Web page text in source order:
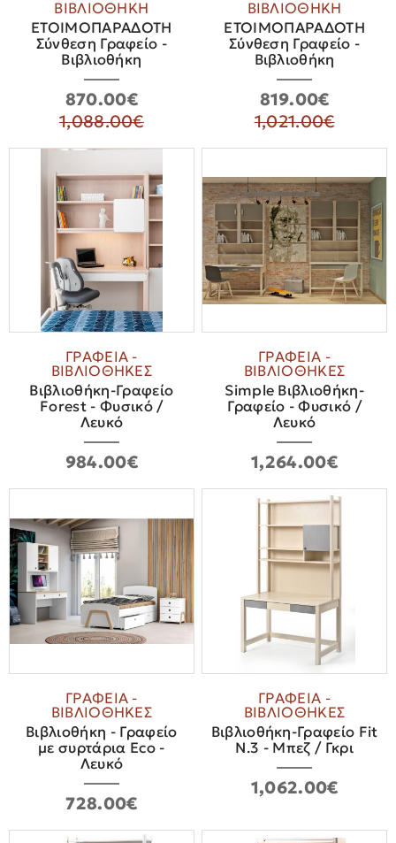
ΒΙΒΛΙΟΘΗΚΗ
ΕΤΟΙΜΟΠΑΡΑΔΟΤΗ
Σύνθεση Γραφείο -
Βιβλιοθήκη
870.00€
1,088.00€
ΒΙΒΛΙΟΘΗΚΗ
ΕΤΟΙΜΟΠΑΡΑΔΟΤΗ
Σύνθεση Γραφείο -
Βιβλιοθήκη
819.00€
1,021.00€
ΓΡΑΦΕΙΑ -
ΒΙΒΛΙΟΘΗΚΕΣ
Βιβλιοθήκη-Γραφείο
Forest - Φυσικό /
Λευκό
984.00€
ΓΡΑΦΕΙΑ -
ΒΙΒΛΙΟΘΗΚΕΣ
Simple Βιβλιοθήκη-
Γραφείο - Φυσικό /
Λευκό
1,264.00€
ΓΡΑΦΕΙΑ -
ΒΙΒΛΙΟΘΗΚΕΣ
Βιβλιοθήκη - Γραφείο
με συρτάρια Eco -
Λευκό
728.00€
ΓΡΑΦΕΙΑ -
ΒΙΒΛΙΟΘΗΚΕΣ
Βιβλιοθήκη-Γραφείο Fit
N.3 - Μπεζ / Γκρι
1,062.00€